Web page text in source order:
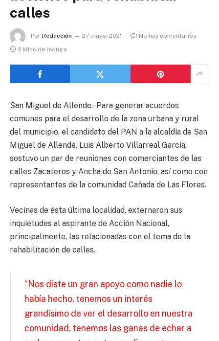
calles
Por Redacción 27 mayo, 2021
No hay comentarios
2 Mins de lectura
San Miguel de Allende.- Para generar acuerdos
comunes para el desarrollo de la zona urbana y rural
del municipio, el candidato del PAN a la alcaldía de San
Miguel de Allende, Luis Alberto Villarreal García,
sostuvo un par de reuniones con comerciantes de las
calles Zacateros y Ancha de San Antonio, así como con
representantes de la comunidad Cañada de Las Flores.
Vecinas de ésta última localidad, externaron sus
inquietudes al aspirante de Acción Nacional,
principalmente, las relacionadas con el tema de la
rehabilitación de calles.
“Nos diste un gran apoyo como nadie lo
había hecho, tenemos un interés
grandísimo de ver el desarrollo en nuestra
comunidad, tenemos las ganas de echar a